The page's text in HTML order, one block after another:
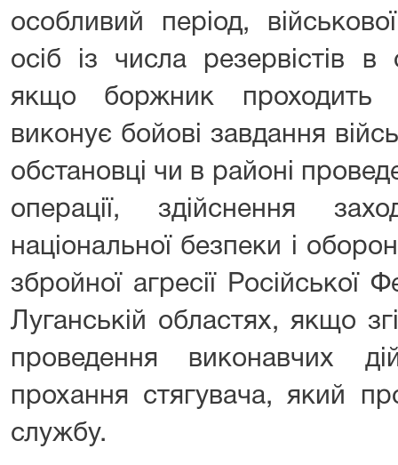
особливий період,
осіб із числа резервістів
якщо боржник проходить
виконує бойові завдання
обстановці чи в районі
операції, здійснення
національної безпеки і
збройної агресії Російської
Луганській областях, якщо
проведення виконавчих
прохання стягувача, який
службу.